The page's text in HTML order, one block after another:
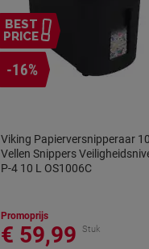
BEST
PRICE
-16%
Viking Papierversnipperaar 10
Vellen Snippers
P-4 10 L OS1006C
Promoprijs
€ 59,99 Stuk